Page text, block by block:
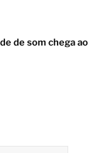
de som chega ao